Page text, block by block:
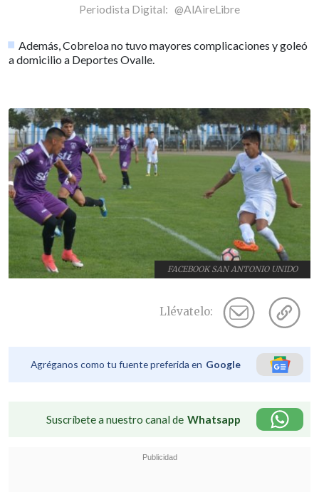
Periodista Digital: @AlAireLibre
Además, Cobreloa no tuvo mayores complicaciones y goleó
a domicilio a Deportes Ovalle.
FACEBOOK SAN ANTONIO UNIDO
Llévatelo:
Agréganos como tu fuente preferida en Google
Suscríbete a nuestro canal de Whatsapp